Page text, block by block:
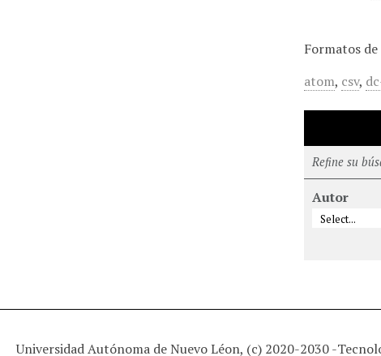
Formatos de
atom, csv,
Refine su
Autor
Universidad Autónoma de Nuevo Léon, (c) 2020-2030 -